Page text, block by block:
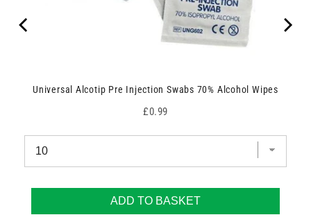
Universal Alcotip Pre Injection Swabs 70% Alcohol Wipes
Price
£0.99
ADD TO BASKET